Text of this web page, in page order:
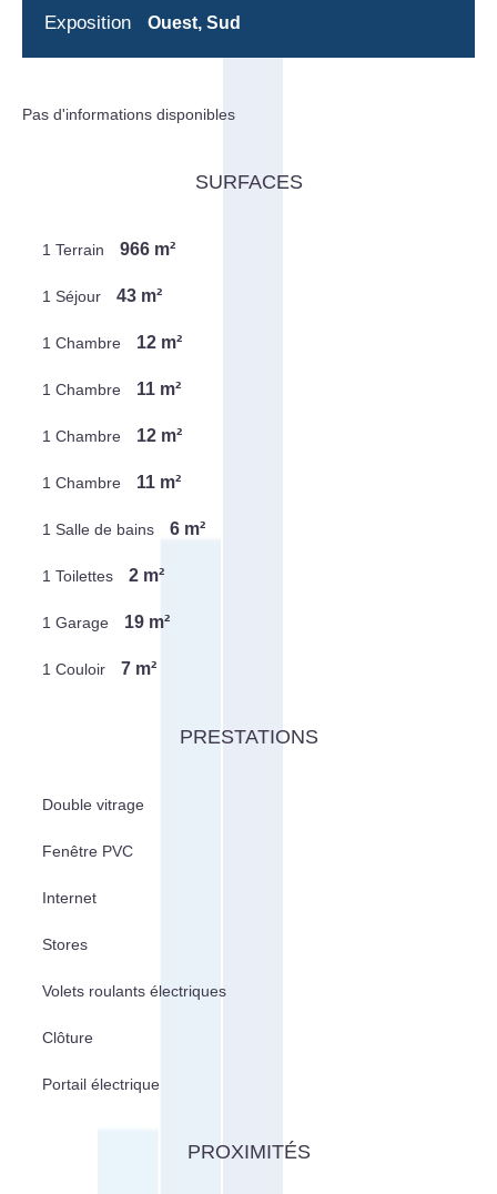
Exposition Ouest, Sud
Pas d'informations disponibles
SURFACES
1 Terrain 966 m²
1 Séjour 43 m²
1 Chambre 12 m²
1 Chambre 11 m²
1 Chambre 12 m²
1 Chambre 11 m²
1 Salle de bains 6 m²
1 Toilettes 2 m²
1 Garage 19 m²
1 Couloir 7 m²
PRESTATIONS
Double vitrage
Fenêtre PVC
Internet
Stores
Volets roulants électriques
Clôture
Portail électrique
PROXIMITÉS